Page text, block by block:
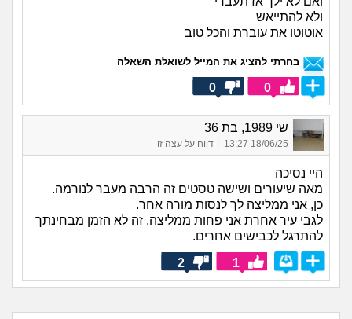
ולא להתייאש
אוטוטו את עוברת והכל טוב
בחרתי להציג את המייל לשואלת השאלה
0
0
שי 1989, בת 36
18/06/25 13:27 דווח על עצה זו
היי נסיכה
מאה שיעורים ושישה טסטים זה הרבה מעבר לנורמה.
כן, אני ממליצה לך לנסות מורה אחר.
לגבי עיר אחרת אני פחות ממליצה, זה לא הזמן מבחינתך
להתרגל לכבישים אחרים.
1
2